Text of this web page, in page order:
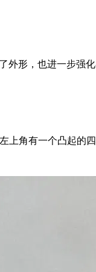
外形，也进一步强
上角有一个凸起的